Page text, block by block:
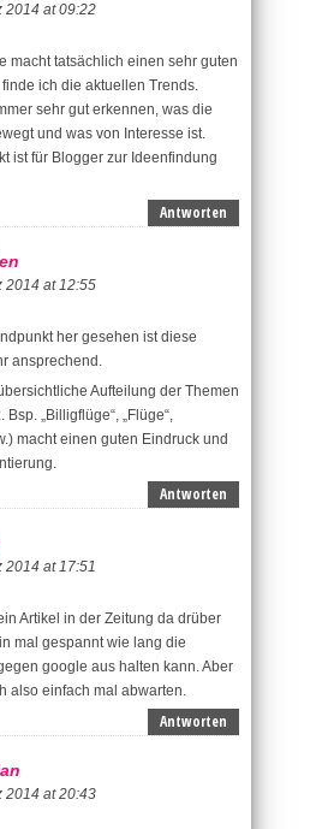
2014 at 09:22
macht tatsächlich einen sehr guten
ich die aktuellen Trends.
sehr gut erkennen, was die
und was von Interesse ist.
ist für Blogger zur Ideenfindung
Antworten
2014 at 12:55
her gesehen ist diese
ansprechend.
Aufteilung der Themen
„Billigflüge“, „Flüge“,
macht einen guten Eindruck und
Antworten
2014 at 17:51
Artikel in der Zeitung da drüber
mal gespannt wie lang die
google aus halten kann. Aber
also einfach mal abwarten.
Antworten
2014 at 20:43